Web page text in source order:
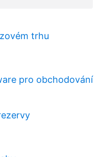
trhu
pro obchodování